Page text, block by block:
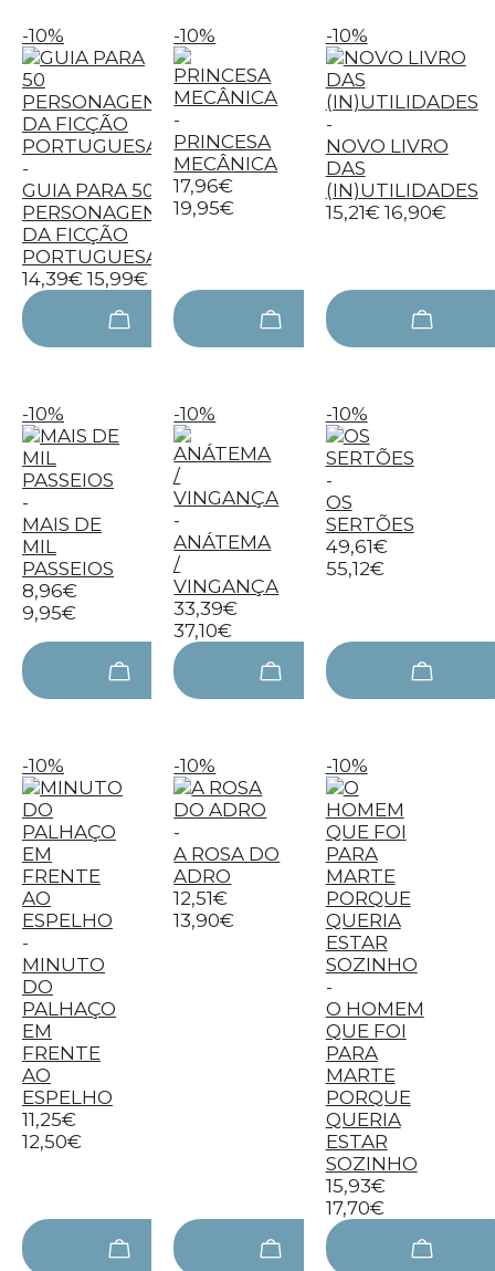
-10%
-
GUIA PARA 50
PERSONAGENS
DA FICÇÃO
PORTUGUESA
14,39€ 15,99€
-10%
-
PRINCESA
MECÂNICA
17,96€
19,95€
-10%
-
NOVO LIVRO
DAS
(IN)UTILIDADES
15,21€ 16,90€
-10%
-
MAIS DE
MIL
PASSEIOS
8,96€
9,95€
-10%
-
ANÁTEMA
/
VINGANÇA
33,39€
37,10€
-10%
-
OS
SERTÕES
49,61€
55,12€
-10%
-
MINUTO
DO
PALHAÇO
EM
FRENTE
AO
ESPELHO
11,25€
12,50€
-10%
-
A ROSA DO
ADRO
12,51€
13,90€
-10%
-
O HOMEM
QUE FOI
PARA
MARTE
PORQUE
QUERIA
ESTAR
SOZINHO
15,93€
17,70€